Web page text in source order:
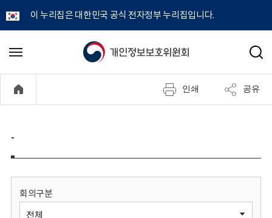
이 누리집은 대한민국 공식 전자정부 누리집입니다.
개
정
보
메
기
검
인쇄 공유
-
회의구분